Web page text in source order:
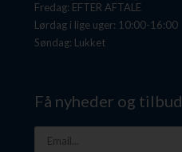
Fredag: EFTER AFTALE
Lørdag i lige uger: 10:00-16:00
Søndag: Lukket
Få nyheder og tilbud